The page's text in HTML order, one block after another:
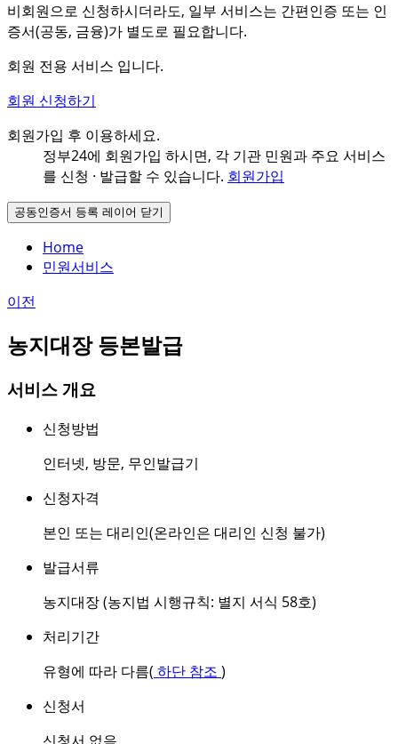
비회원으로 신청하시더라도, 일부 서비스는 간편인증 또는 인
증서(공동, 금융)가 별도로 필요합니다.
회원 전용 서비스 입니다.
회원 신청하기
회원가입 후 이용하세요.
정부24에 회원가입 하시면, 각 기관 민원과 주요 서비스
를 신청 · 발급할 수 있습니다. 회원가입
공동인증서 등록 레이어 닫기
Home
민원서비스
이전
농지대장 등본발급
서비스 개요
신청방법
인터넷, 방문, 무인발급기
신청자격
본인 또는 대리인(온라인은 대리인 신청 불가)
발급서류
농지대장 (농지법 시행규칙: 별지 서식 58호)
처리기간
유형에 따라 다름( 하단 참조 )
신청서